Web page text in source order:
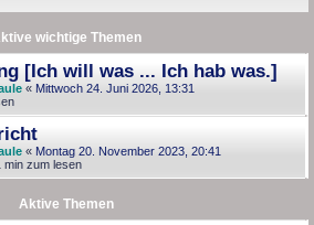
wichtige Themen
[Ich will was ... Ich hab was.]
« Mittwoch 24. Juni 2026, 13:31
« Montag 20. November 2023, 20:41
min zum lesen
Aktive Themen